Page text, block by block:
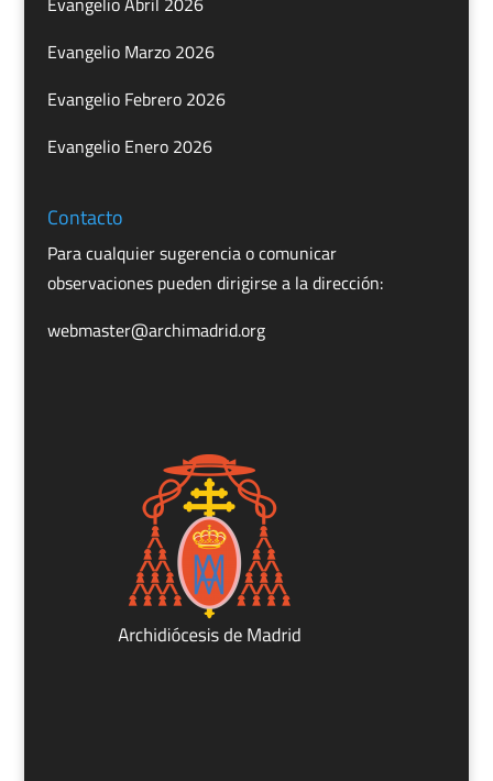
Evangelio Marzo 2026
Evangelio Febrero 2026
Evangelio Enero 2026
Contacto
Para cualquier sugerencia o comunicar
observaciones pueden dirigirse a la dirección:
webmaster@archimadrid.org